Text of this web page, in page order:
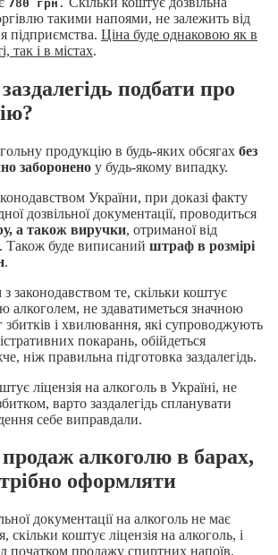
780 грн .
такими напоями, не залежить від
підприємства. Ціна буде однаковою як в
так і в містах.
подбати про
продукцію в будь-яких обсягах без
заборонено у будь-якому випадку.
України, при доказі факту
дозвільної документації, проводиться
а також виручки, отриманої від
Також буде виписаний штраф в розмірі
.
законодавством те, скільки коштує
алкоголем, не здаватиметься значною
і хвилювання, які супроводжують
покарань, обійдеться
ніж правильна підготовка заздалегідь.
ліцензія на алкоголь в Україні, не
варто заздалегідь спланувати
себе виправдали.
продаж алкоголю в барах,
оформляти
документації на алкоголь не має
скільки коштує ліцензія на алкоголь, і
початком продажу спиртних напоїв,